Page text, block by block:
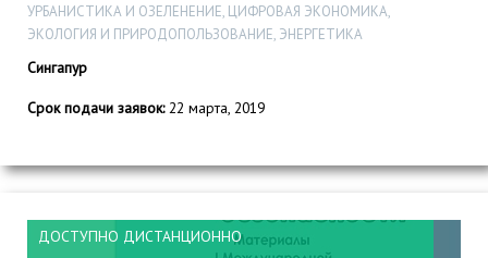
УРБАНИСТИКА И ОЗЕЛЕНЕНИЕ, ЦИФРОВАЯ ЭКОНОМИКА,
ЭКОЛОГИЯ И ПРИРОДОПОЛЬЗОВАНИЕ, ЭНЕРГЕТИКА
Сингапур
Срок подачи заявок:22 марта, 2019
ДОСТУПНО ДИСТАНЦИОННО